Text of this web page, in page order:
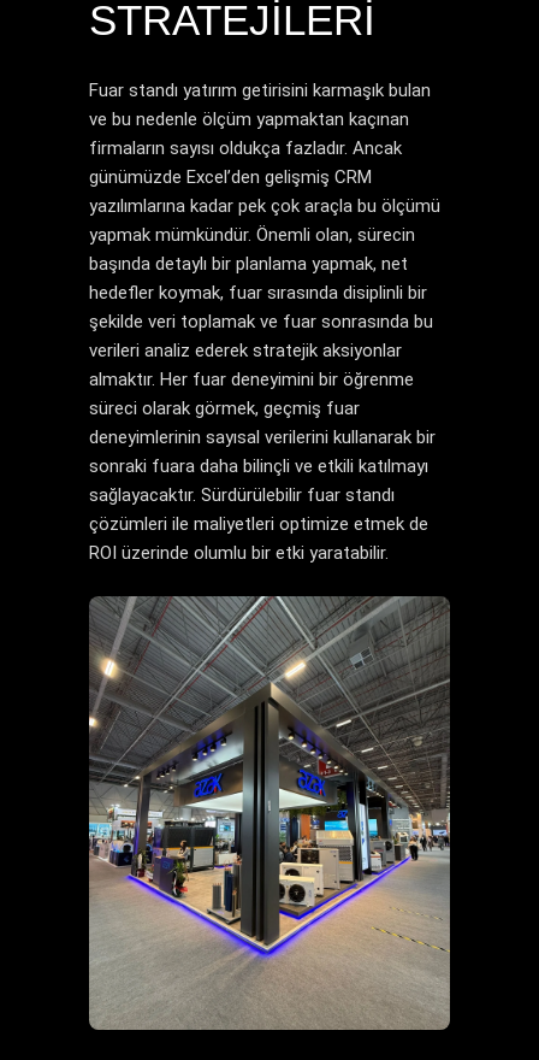
STRATEJILERI
Fuar standı yatırım getirisini karmaşık bulan
ve bu nedenle ölçüm yapmaktan kaçınan
firmaların sayısı oldukça fazladır. Ancak
günümüzde Excel’den gelişmiş CRM
yazılımlarına kadar pek çok araçla bu ölçümü
yapmak mümkündür. Önemli olan, sürecin
başında detaylı bir planlama yapmak, net
hedefler koymak, fuar sırasında disiplinli bir
şekilde veri toplamak ve fuar sonrasında bu
verileri analiz ederek stratejik aksiyonlar
almaktır. Her fuar deneyimini bir öğrenme
süreci olarak görmek, geçmiş fuar
deneyimlerinin sayısal verilerini kullanarak bir
sonraki fuara daha bilinçli ve etkili katılmayı
sağlayacaktır. Sürdürülebilir fuar standı
çözümleri ile maliyetleri optimize etmek de
ROI üzerinde olumlu bir etki yaratabilir.